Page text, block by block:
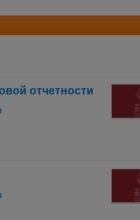
отчетности